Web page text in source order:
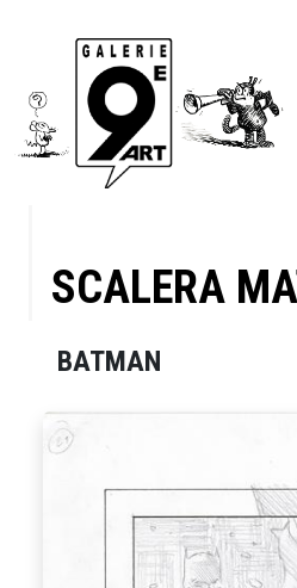
SCALERA
BATMAN